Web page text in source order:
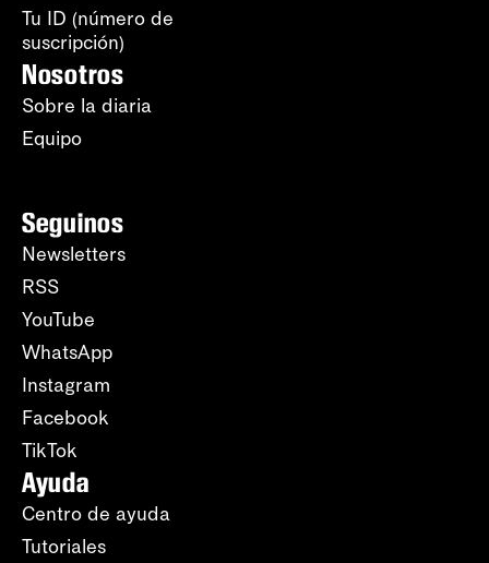
Tu ID (número de
suscripción)
Nosotros
Sobre la diaria
Equipo
Seguinos
Newsletters
RSS
YouTube
WhatsApp
Instagram
Facebook
TikTok
Ayuda
Centro de ayuda
Tutoriales